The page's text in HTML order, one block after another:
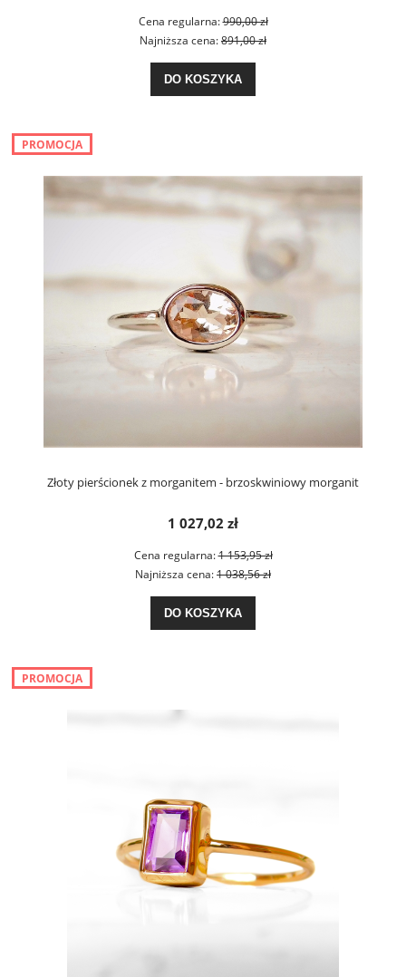
Cena regularna:990,00 zł
Najniższa cena:891,00 zł
DO KOSZYKA
Złoty pierścionek z morganitem - brzoskwiniowy morganit
1 027,02 zł
Cena regularna:1 153,95 zł
Najniższa cena:1 038,56 zł
DO KOSZYKA
PROMOCJA
PROMOCJA